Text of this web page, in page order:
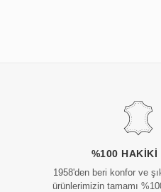
%100 HAKIKI
1958'den beri konfor ve
ürünlerimizin tamamı